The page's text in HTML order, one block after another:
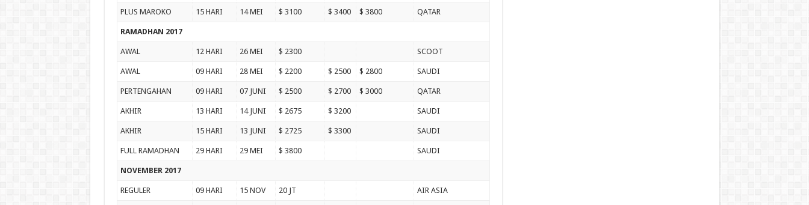
PLUS MAROKO 15 HARI 14 MEI $ 3100 $ 3400 $ 3800 QATAR
RAMADHAN 2017
AWAL 12 HARI 26 MEI $ 2300 SCOOT
AWAL 09 HARI 28 MEI $ 2200 $ 2500 $ 2800 SAUDI
PERTENGAHAN 09 HARI 07 JUNI $ 2500 $ 2700 $ 3000 QATAR
AKHIR 13 HARI 14 JUNI $ 2675 $ 3200 SAUDI
AKHIR 15 HARI 13 JUNI $ 2725 $ 3300 SAUDI
FULL RAMADHAN 29 HARI 29 MEI $ 3800 SAUDI
NOVEMBER 2017
REGULER 09 HARI 15 NOV 20 JT AIR ASIA